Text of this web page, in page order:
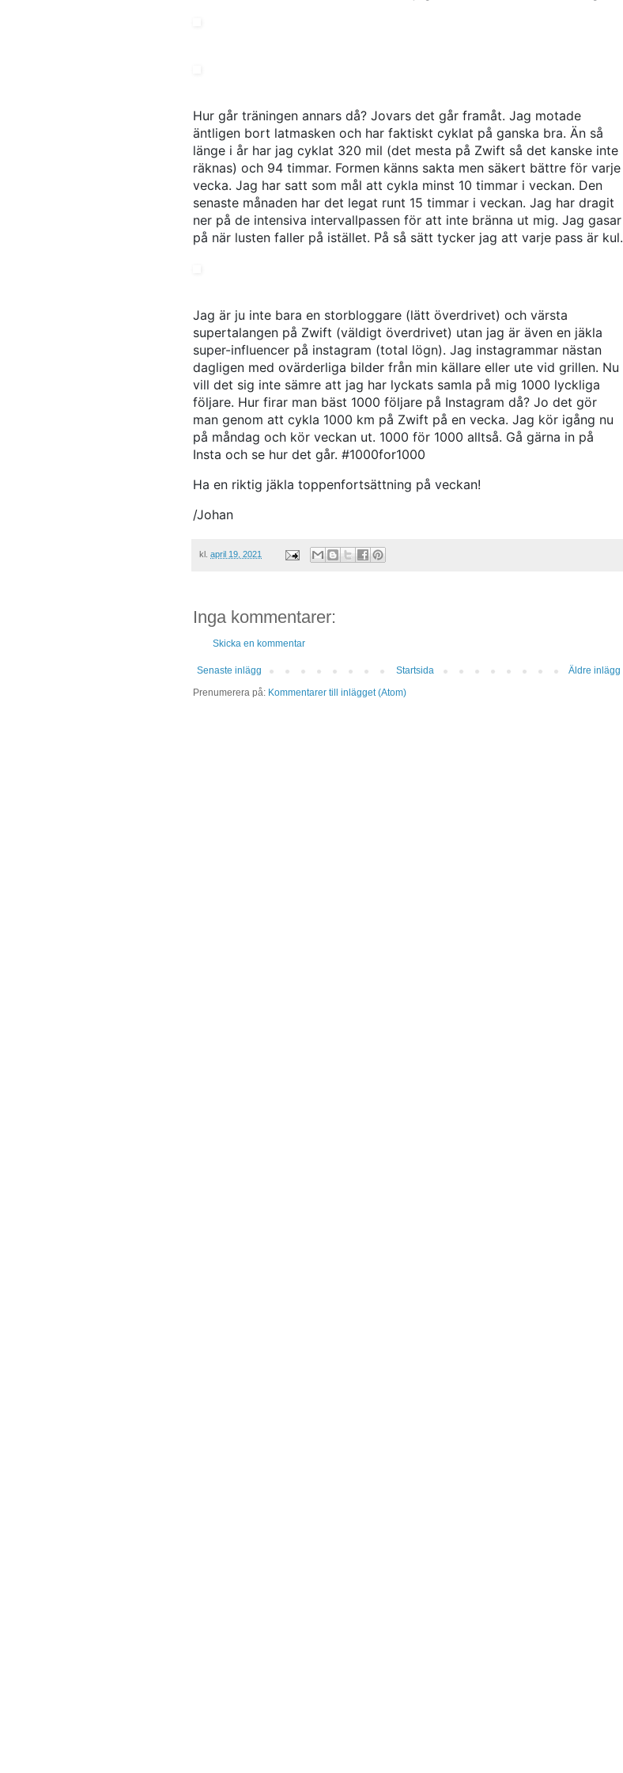
Hur går träningen annars då? Jovars det går framåt. Jag motade
äntligen bort latmasken och har faktiskt cyklat på ganska bra. Än så
länge i år har jag cyklat 320 mil (det mesta på Zwift så det kanske inte
räknas) och 94 timmar. Formen känns sakta men säkert bättre för varje
vecka. Jag har satt som mål att cykla minst 10 timmar i veckan. Den
senaste månaden har det legat runt 15 timmar i veckan. Jag har dragit
ner på de intensiva intervallpassen för att inte bränna ut mig. Jag gasar
på när lusten faller på istället. På så sätt tycker jag att varje pass är kul.
Jag är ju inte bara en storbloggare (lätt överdrivet) och värsta
supertalangen på Zwift (väldigt överdrivet) utan jag är även en jäkla
super-influencer på instagram (total lögn). Jag instagrammar nästan
dagligen med ovärderliga bilder från min källare eller ute vid grillen. Nu
vill det sig inte sämre att jag har lyckats samla på mig 1000 lyckliga
följare. Hur firar man bäst 1000 följare på Instagram då? Jo det gör
man genom att cykla 1000 km på Zwift på en vecka. Jag kör igång nu
på måndag och kör veckan ut. 1000 för 1000 alltså. Gå gärna in på
Insta och se hur det går. #1000for1000
Ha en riktig jäkla toppenfortsättning på veckan!
/Johan
kl. april 19, 2021
Inga kommentarer:
Skicka en kommentar
Senaste inlägg Äldre inlägg
Startsida
Prenumerera på: Kommentarer till inlägget (Atom)